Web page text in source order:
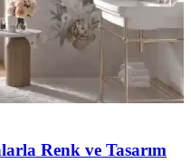
Renk ve Tasarım